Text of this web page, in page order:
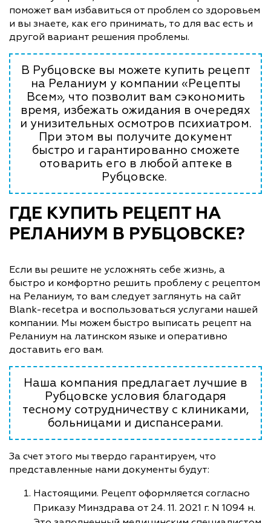
поможет вам избавиться от проблем со здоровьем
и вы знаете, как его принимать, то для вас есть и
другой вариант решения проблемы.
В Рубцовске вы можете купить рецепт
на Реланиум у компании «Рецепты
Всем», что позволит вам сэкономить
время, избежать ожидания в очередях
и унизительных осмотров психиатром.
При этом вы получите документ
быстро и гарантированно сможете
отоварить его в любой аптеке в
Рубцовске.
ГДЕ КУПИТЬ РЕЦЕПТ НА
РЕЛАНИУМ В РУБЦОВСКЕ?
Если вы решите не усложнять себе жизнь, а
быстро и комфортно решить проблему с рецептом
на Реланиум, то вам следует заглянуть на сайт
Blank-recetpa и воспользоваться услугами нашей
компании. Мы можем быстро выписать рецепт на
Реланиум на латинском языке и оперативно
доставить его вам.
Наша компания предлагает лучшие в
Рубцовске условия благодаря
тесному сотрудничеству с клиниками,
больницами и диспансерами.
За счет этого мы твердо гарантируем, что
представленные нами документы будут:
Настоящими. Рецепт оформляется согласно
Приказу Минздрава от 24. 11. 2021 г. N 1094 н.